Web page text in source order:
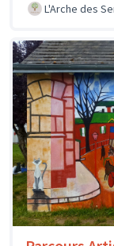
L'Arche des